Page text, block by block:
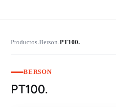
Productos›Berson›PT100.
BERSON
PT100.